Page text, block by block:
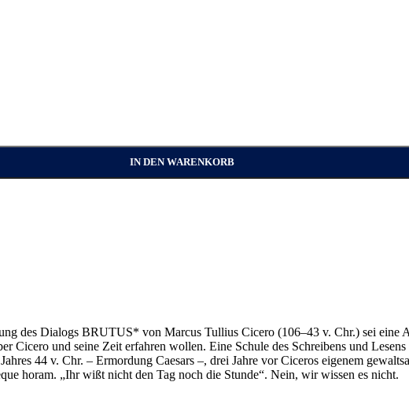
IN DEN WARENKORB
des Dialogs BRUTUS* von Marcus Tullius Cicero (106–43 v. Chr.) sei eine
Cicero und seine Zeit erfahren wollen. Eine Schule des Schreibens und
44 v. Chr. – Ermordung Caesars –, drei Jahre vor Ciceros eigenem
horam. „Ihr wißt nicht den Tag noch die Stunde“. Nein, wir wissen es nicht.